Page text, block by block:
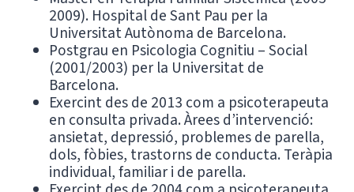
2009). Hospital de Sant Pau per la
Universitat Autònoma de Barcelona.
Postgrau en Psicologia Cognitiu – Social
(2001/2003) per la Universitat de
Barcelona.
Exercint des de 2013 com a psicoterapeuta
en consulta privada. Àrees d’intervenció:
ansietat, depressió, problemes de parella,
dols, fòbies, trastorns de conducta. Teràpia
individual, familiar i de parella.